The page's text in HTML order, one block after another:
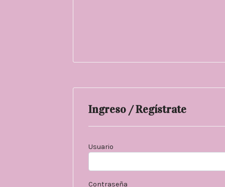
Ingreso / Regístrate
Usuario
Contraseña